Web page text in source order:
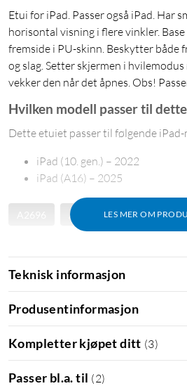
Etui for iPad. Passer også iPad. Har
horisontal visning i flere vinkler.
fremside i PU-skinn. Beskytter både
og slag. Setter skjermen i
vekker den når det åpnes. Obs!
LES MER OM
Hvilken modell passer til
Dette etuiet passer til følgende
iPad (10. gen.) – 2022
iPad (A16) – 2025
A2757
Teknisk informasjon
Produsentinformasjon
Kompletter kjøpet ditt (3)
Passer bl.a. til (2)